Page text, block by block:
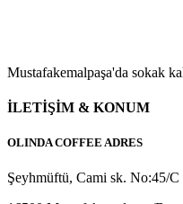
Mustafakemalpaşa'da sokak
İLETİŞİM & KONUM
OLINDA COFFEE ADRES
Şeyhmüftü, Cami sk. No:45/C